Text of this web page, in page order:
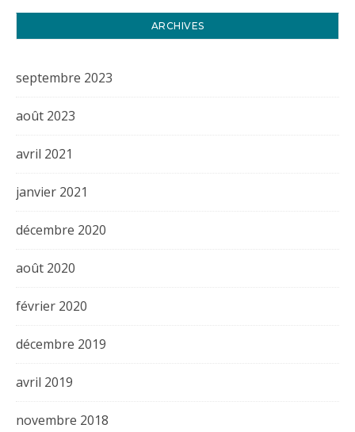
ARCHIVES
septembre 2023
août 2023
avril 2021
janvier 2021
décembre 2020
août 2020
février 2020
décembre 2019
avril 2019
novembre 2018